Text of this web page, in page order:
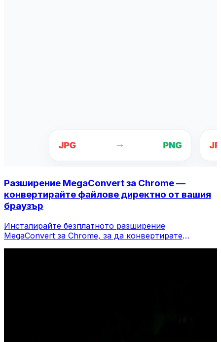
Разширение MegaConvert за Chrome —
конвертирайте файлове директно от вашия
браузър
Инсталирайте безплатното разширение
MegaConvert за Chrome, за да конвертирате